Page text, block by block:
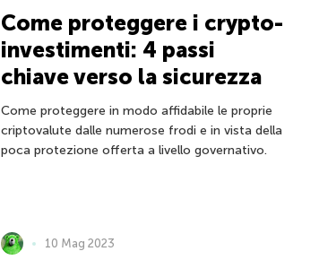
Come proteggere i crypto-
investimenti: 4 passi
chiave verso la sicurezza
Come proteggere in modo affidabile le proprie
criptovalute dalle numerose frodi e in vista della
poca protezione offerta a livello governativo.
10 Mag 2023